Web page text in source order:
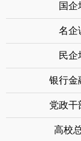
国企
名企
民企
银行金
党政干
高校